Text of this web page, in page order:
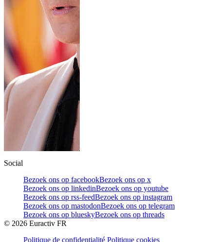
Social
Bezoek ons op facebookBezoek ons op x
Bezoek ons op linkedinBezoek ons op youtube
Bezoek ons op rss-feedBezoek ons op instagram
Bezoek ons op mastodonBezoek ons op telegram
Bezoek ons op blueskyBezoek ons op threads
© 2026 Euractiv FR
Politique de confidentialité Politique cookies